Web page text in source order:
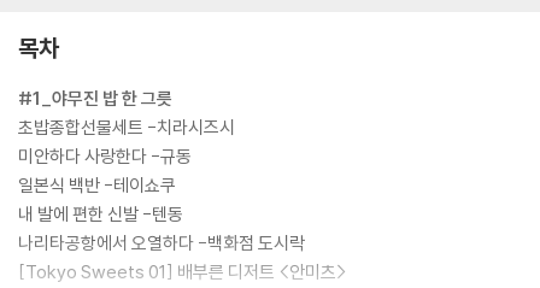
목차
#1_야무진 밥 한 그릇
초밥종합선물세트 -치라시즈시
미안하다 사랑한다 -규동
일본식 백반 -테이쇼쿠
내 발에 편한 신발 -텐동
나리타공항에서 오열하다 -백화점 도시락
[Tokyo Sweets 01] 배부른 디저트 <안미츠>